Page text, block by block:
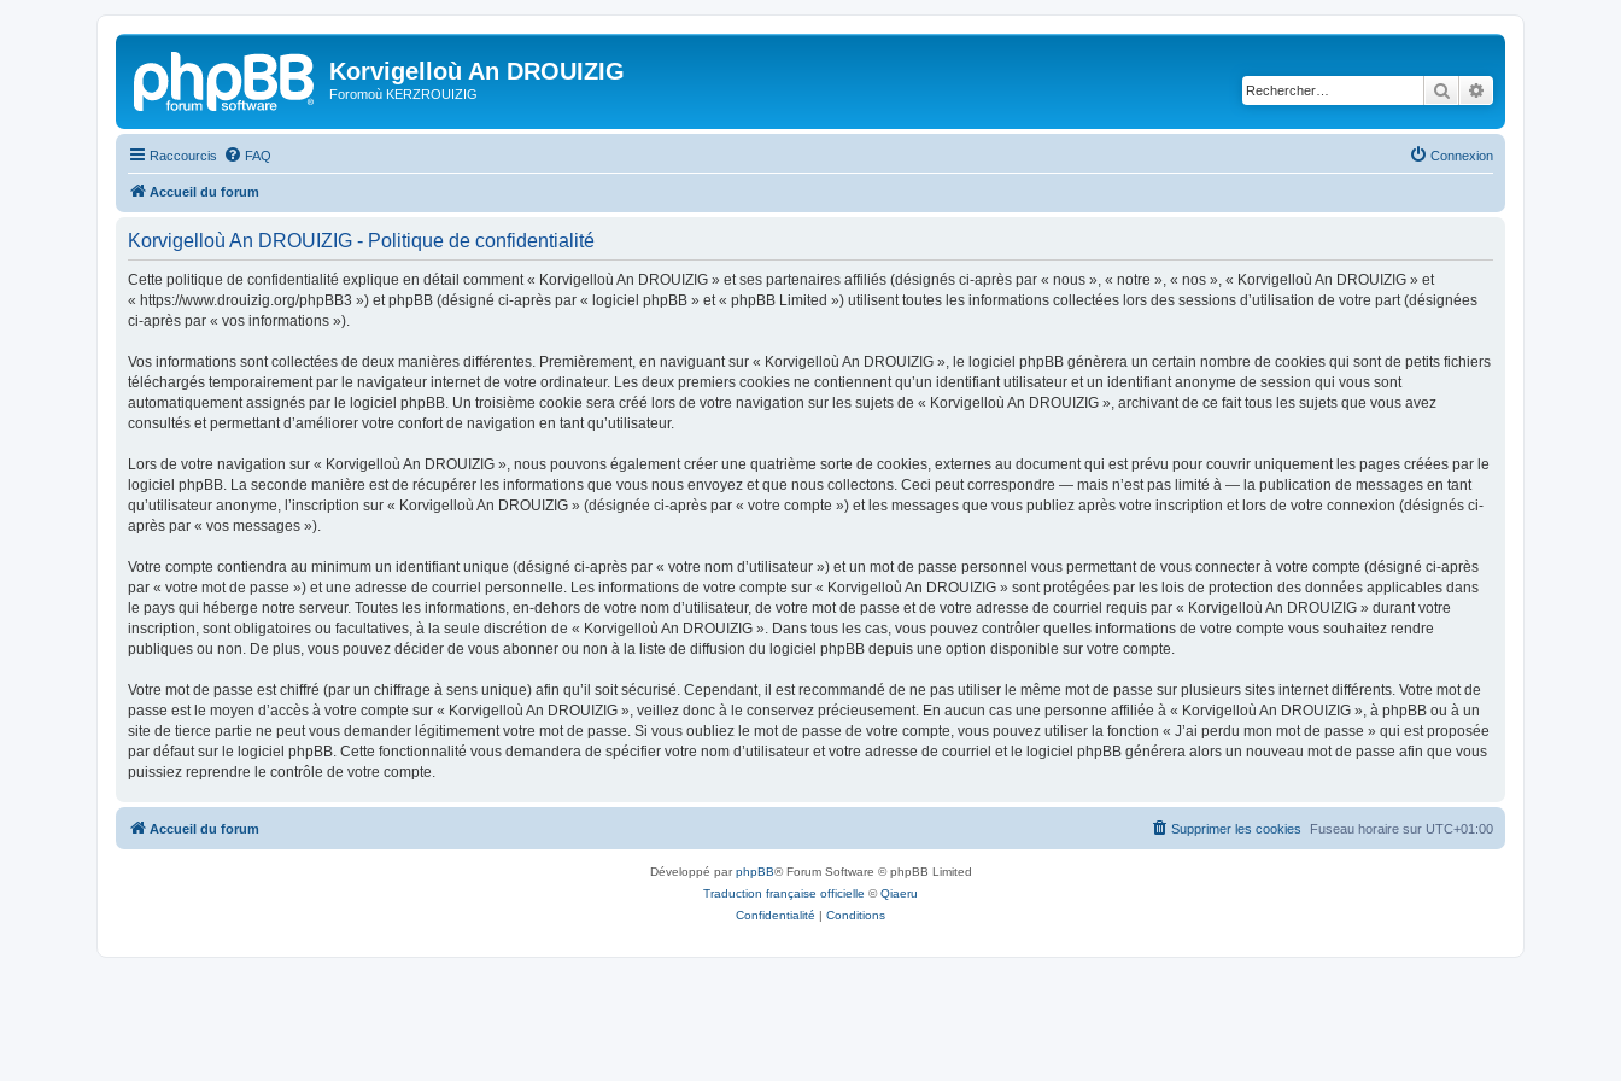
Korvigelloù An DROUIZIG
Foromoù KERZROUIZIG Rechercher
Raccourcis FAQ Connexion
Accueil du forum
Korvigelloù An DROUIZIG - Politique de confidentialité
Cette politique de confidentialité explique en détail comment « Korvigelloù An DROUIZIG » et ses partenaires affiliés (désignés ci-après par « nous », « notre », « nos », « Korvigelloù An DROUIZIG » et
« https://www.drouizig.org/phpBB3 ») et phpBB (désigné ci-après par « logiciel phpBB » et « phpBB Limited ») utilisent toutes les informations collectées lors des sessions d’utilisation de votre part (désignées
ci-après par « vos informations »).
Vos informations sont collectées de deux manières différentes. Premièrement, en naviguant sur « Korvigelloù An DROUIZIG », le logiciel phpBB génèrera un certain nombre de cookies qui sont de petits fichiers
téléchargés temporairement par le navigateur internet de votre ordinateur. Les deux premiers cookies ne contiennent qu’un identifiant utilisateur et un identifiant anonyme de session qui vous sont
automatiquement assignés par le logiciel phpBB. Un troisième cookie sera créé lors de votre navigation sur les sujets de « Korvigelloù An DROUIZIG », archivant de ce fait tous les sujets que vous avez
consultés et permettant d’améliorer votre confort de navigation en tant qu’utilisateur.
Lors de votre navigation sur « Korvigelloù An DROUIZIG », nous pouvons également créer une quatrième sorte de cookies, externes au document qui est prévu pour couvrir uniquement les pages créées par le
logiciel phpBB. La seconde manière est de récupérer les informations que vous nous envoyez et que nous collectons. Ceci peut correspondre — mais n’est pas limité à — la publication de messages en tant
qu’utilisateur anonyme, l’inscription sur « Korvigelloù An DROUIZIG » (désignée ci-après par « votre compte ») et les messages que vous publiez après votre inscription et lors de votre connexion (désignés ci-
après par « vos messages »).
Votre compte contiendra au minimum un identifiant unique (désigné ci-après par « votre nom d’utilisateur ») et un mot de passe personnel vous permettant de vous connecter à votre compte (désigné ci-après
par « votre mot de passe ») et une adresse de courriel personnelle. Les informations de votre compte sur « Korvigelloù An DROUIZIG » sont protégées par les lois de protection des données applicables dans
le pays qui héberge notre serveur. Toutes les informations, en-dehors de votre nom d’utilisateur, de votre mot de passe et de votre adresse de courriel requis par « Korvigelloù An DROUIZIG » durant votre
inscription, sont obligatoires ou facultatives, à la seule discrétion de « Korvigelloù An DROUIZIG ». Dans tous les cas, vous pouvez contrôler quelles informations de votre compte vous souhaitez rendre
publiques ou non. De plus, vous pouvez décider de vous abonner ou non à la liste de diffusion du logiciel phpBB depuis une option disponible sur votre compte.
Votre mot de passe est chiffré (par un chiffrage à sens unique) afin qu’il soit sécurisé. Cependant, il est recommandé de ne pas utiliser le même mot de passe sur plusieurs sites internet différents. Votre mot de
passe est le moyen d’accès à votre compte sur « Korvigelloù An DROUIZIG », veillez donc à le conservez précieusement. En aucun cas une personne affiliée à « Korvigelloù An DROUIZIG », à phpBB ou à un
site de tierce partie ne peut vous demander légitimement votre mot de passe. Si vous oubliez le mot de passe de votre compte, vous pouvez utiliser la fonction « J’ai perdu mon mot de passe » qui est proposée
par défaut sur le logiciel phpBB. Cette fonctionnalité vous demandera de spécifier votre nom d’utilisateur et votre adresse de courriel et le logiciel phpBB générera alors un nouveau mot de passe afin que vous
puissiez reprendre le contrôle de votre compte.
Accueil du forum Fuseau horaire sur UTC+01:00
Supprimer les cookies
Développé parphpBB® Forum Software © phpBB Limited
Traduction française officielle ©Qiaeru
Confidentialité | Conditions